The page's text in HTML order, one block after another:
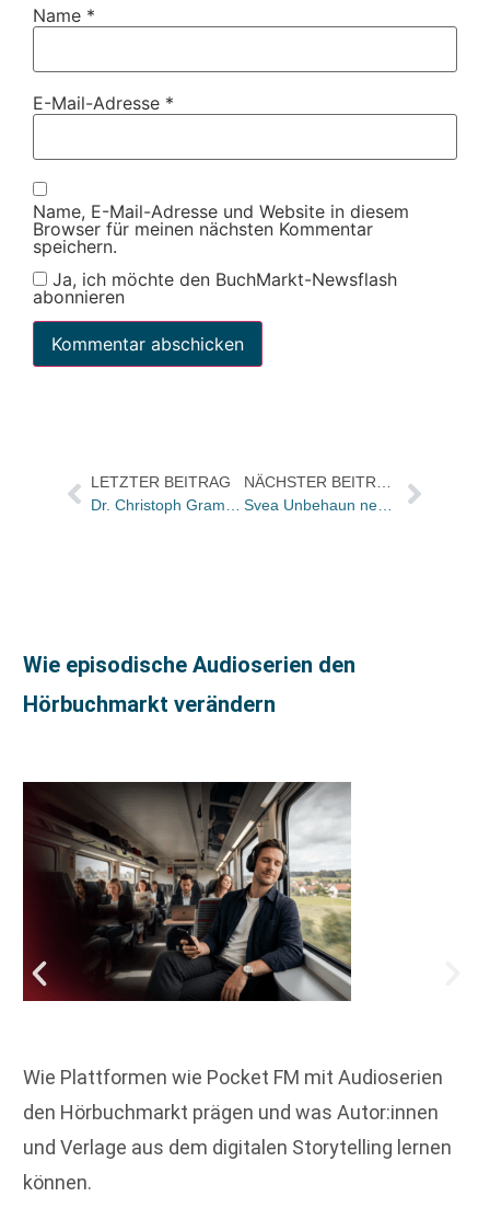
Name *
E-Mail-Adresse *
Name, E-Mail-Adresse und Website in diesem
Browser für meinen nächsten Kommentar
speichern.
Ja, ich möchte den BuchMarkt-Newsflash
abonnieren
LETZTER BEITRAG
Wie episodische Audioserien den
Hörbuchmarkt verändern
Wie Plattformen wie Pocket FM mit Audioserien
den Hörbuchmarkt prägen und was Autor:innen
und Verlage aus dem digitalen Storytelling lernen
können.